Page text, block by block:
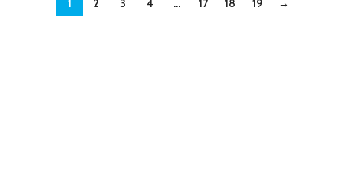
1 2 3 4 … 17 18 19 →